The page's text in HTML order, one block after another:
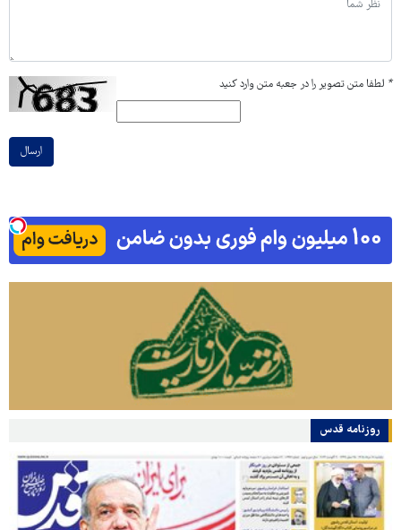
* لطفا متن تصویر را در جعبه متن وارد کنید
ارسال
روزنامه قدس